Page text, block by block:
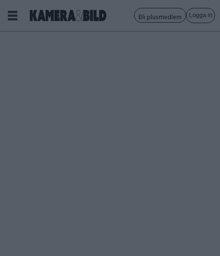
Bli plusmedlem Logga in